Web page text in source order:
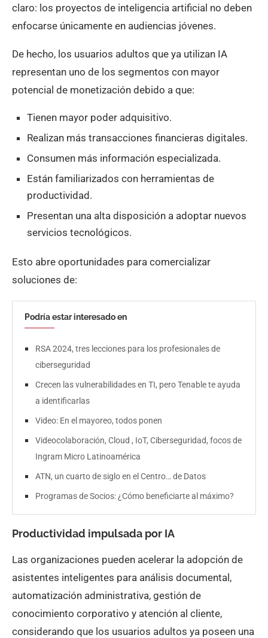
claro: los proyectos de inteligencia artificial no deben
enfocarse únicamente en audiencias jóvenes.
De hecho, los usuarios adultos que ya utilizan IA
representan uno de los segmentos con mayor
potencial de monetización debido a que:
Tienen mayor poder adquisitivo.
Realizan más transacciones financieras digitales.
Consumen más información especializada.
Están familiarizados con herramientas de
productividad.
Presentan una alta disposición a adoptar nuevos
servicios tecnológicos.
Esto abre oportunidades para comercializar
soluciones de:
Podría estar interesado en
RSA 2024, tres lecciones para los profesionales de
ciberseguridad
Crecen las vulnerabilidades en TI, pero Tenable te ayuda
a identificarlas
Video: En el mayoreo, todos ponen
Videocolaboración, Cloud , IoT, Ciberseguridad, focos de
Ingram Micro Latinoamérica
ATN, un cuarto de siglo en el Centro… de Datos
Programas de Socios: ¿Cómo beneficiarte al máximo?
Productividad impulsada por IA
Las organizaciones pueden acelerar la adopción de
asistentes inteligentes para análisis documental,
automatización administrativa, gestión de
conocimiento corporativo y atención al cliente,
considerando que los usuarios adultos ya poseen una